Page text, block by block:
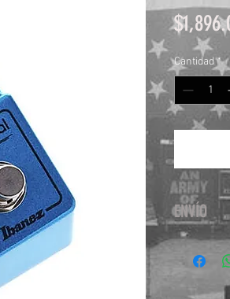
Cantidad *
ENVÍO
Nuestro
Estafeta